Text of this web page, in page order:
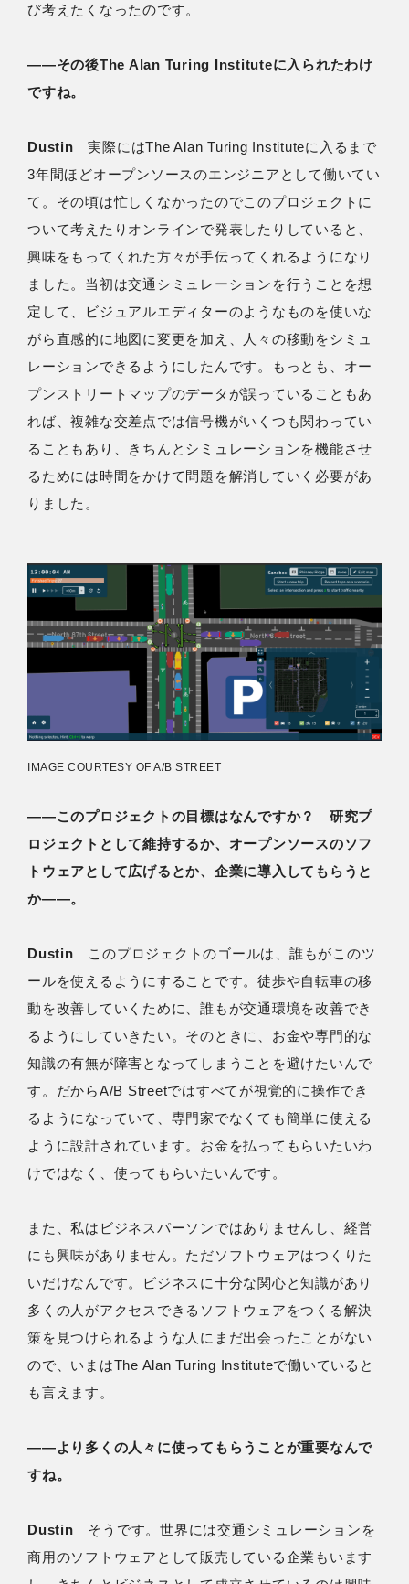
び考えたくなったのです。
――その後The Alan Turing Instituteに入られたわけ
ですね。
Dustin 実際にはThe Alan Turing Instituteに入るまで
3年間ほどオープンソースのエンジニアとして働いてい
て。その頃は忙しくなかったのでこのプロジェクトに
ついて考えたりオンラインで発表したりしていると、
興味をもってくれた方々が手伝ってくれるようになり
ました。当初は交通シミュレーションを行うことを想
定して、ビジュアルエディターのようなものを使いな
がら直感的に地図に変更を加え、人々の移動をシミュ
レーションできるようにしたんです。もっとも、オー
プンストリートマップのデータが誤っていることもあ
れば、複雑な交差点では信号機がいくつも関わってい
ることもあり、きちんとシミュレーションを機能させ
るためには時間をかけて問題を解消していく必要があ
りました。
IMAGE COURTESY OF A/B STREET
――このプロジェクトの目標はなんですか？ 研究プ
ロジェクトとして維持するか、オープンソースのソフ
トウェアとして広げるとか、企業に導入してもらうと
か――。
Dustin このプロジェクトのゴールは、誰もがこのツ
ールを使えるようにすることです。徒歩や自転車の移
動を改善していくために、誰もが交通環境を改善でき
るようにしていきたい。そのときに、お金や専門的な
知識の有無が障害となってしまうことを避けたいんで
す。だからA/B Streetではすべてが視覚的に操作でき
るようになっていて、専門家でなくても簡単に使える
ように設計されています。お金を払ってもらいたいわ
けではなく、使ってもらいたいんです。
また、私はビジネスパーソンではありませんし、経営
にも興味がありません。ただソフトウェアはつくりた
いだけなんです。ビジネスに十分な関心と知識があり
多くの人がアクセスできるソフトウェアをつくる解決
策を見つけられるような人にまだ出会ったことがない
ので、いまはThe Alan Turing Instituteで働いていると
も言えます。
――より多くの人々に使ってもらうことが重要なんで
すね。
Dustin そうです。世界には交通シミュレーションを
商用のソフトウェアとして販売している企業もいます